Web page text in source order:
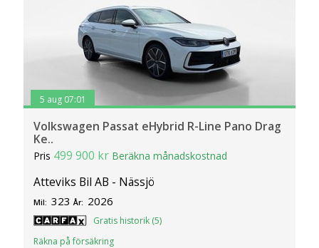
5 aug 07:01
Volkswagen Passat eHybrid R-Line Pano Drag
Ke..
Pris 499 900 kr Beräkna månadskostnad
Atteviks Bil AB - Nässjö
Mil: 323 År: 2026
Gratis historik (5)
Räkna på försäkring